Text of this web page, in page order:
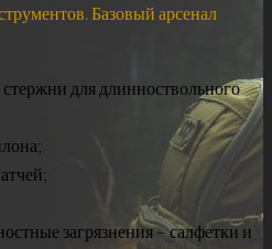
Базовый арсенал
для длинноствольного
загрязнения – салфетки и